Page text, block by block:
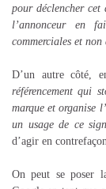
pour déclencher
l’annonceur en
commerciales et
D’un autre côté,
référencement qui
marque et organise
un usage de ce
d’agir en
On peut se poser